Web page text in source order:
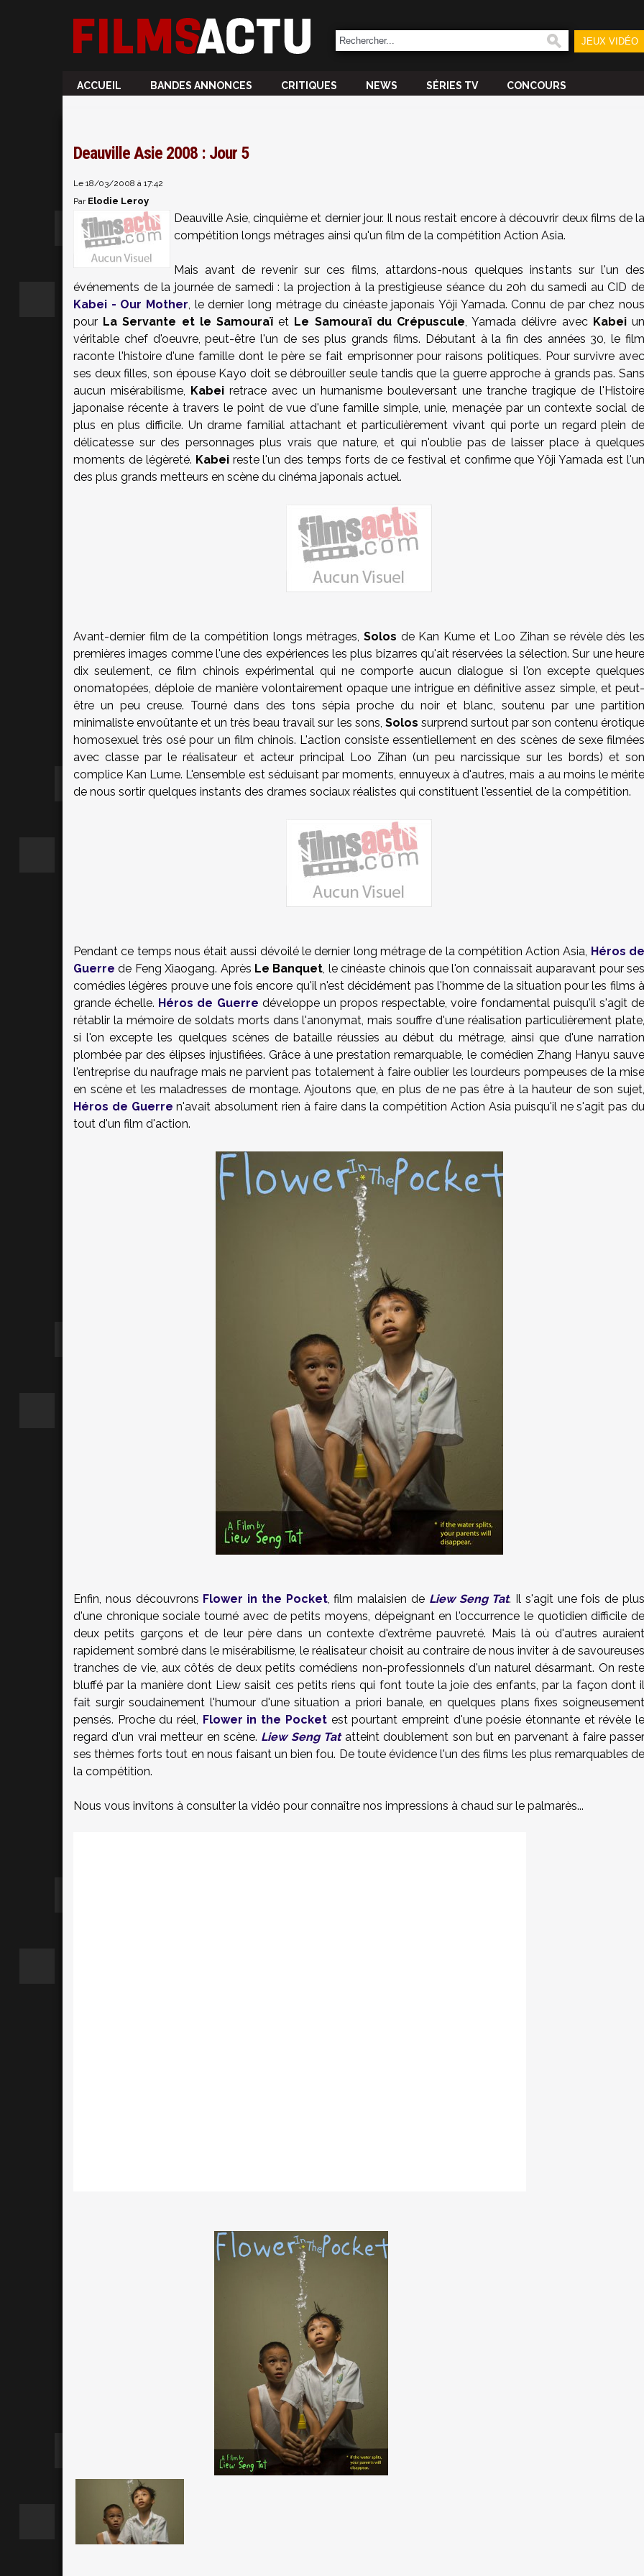
JEUX VIDÉO
ACCUEIL BANDES ANNONCES CRITIQUES NEWS SÉRIES TV CONCOURS
Deauville Asie 2008 : Jour 5
Le 18/03/2008 à 17:42
Par Elodie Leroy
Deauville Asie, cinquième et dernier jour. Il nous restait encore à découvrir deux films de la
compétition longs métrages ainsi qu'un film de la compétition Action Asia.
Mais avant de revenir sur ces films, attardons-nous quelques instants sur l'un des
événements de la journée de samedi : la projection à la prestigieuse séance du 20h du samedi au CID de
Kabei - Our Mother, le dernier long métrage du cinéaste japonais Yôji Yamada. Connu de par chez
pour La Servante et le Samouraï et Le Samouraï du Crépuscule, Yamada délivre avec Kabei
véritable chef d'oeuvre, peut-être l'un de ses plus grands films. Débutant à la fin des années 30, le film
raconte l'histoire d'une famille dont le père se fait emprisonner pour raisons politiques. Pour survivre avec
ses deux filles, son épouse Kayo doit se débrouiller seule tandis que la guerre approche à grands pas. Sans
aucun misérabilisme, Kabei retrace avec un humanisme bouleversant une tranche tragique de l'Histoire
japonaise récente à travers le point de vue d'une famille simple, unie, menaçée par un contexte social de
plus en plus difficile. Un drame familial attachant et particulièrement vivant qui porte un regard plein de
délicatesse sur des personnages plus vrais que nature, et qui n'oublie pas de laisser place à quelques
moments de légèreté. Kabeireste l'un des temps forts de ce festival et confirme que Yôji Yamada est
des plus grands metteurs en scène du cinéma japonais actuel.
Avant-dernier film de la compétition longs métrages, Solos de Kan Kume et Loo Zihan se révèle dès
premières images comme l'une des expériences les plus bizarres qu'ait réservées la sélection. Sur une heure
dix seulement, ce film chinois expérimental qui ne comporte aucun dialogue si l'on excepte quelques
onomatopées, déploie de manière volontairement opaque une intrigue en définitive assez simple, et peut-
être un peu creuse. Tourné dans des tons sépia proche du noir et blanc, soutenu par une partition
minimaliste envoûtante et un très beau travail sur les sons, Solos surprend surtout par son contenu érotique
homosexuel très osé pour un film chinois. L'action consiste essentiellement en des scènes de sexe filmées
avec classe par le réalisateur et acteur principal Loo Zihan (un peu narcissique sur les bords) et son
complice Kan Lume. L'ensemble est séduisant par moments, ennuyeux à d'autres, mais a au moins le mérite
de nous sortir quelques instants des drames sociaux réalistes qui constituent l'essentiel de la compétition.
Pendant ce temps nous était aussi dévoilé le dernier long métrage de la compétition Action Asia, Héros
Guerre de Feng Xiaogang. Après Le Banquet, le cinéaste chinois que l'on connaissait auparavant pour
comédies légères prouve une fois encore qu'il n'est décidément pas l'homme de la situation pour les films à
grande échelle. Héros de Guerre développe un propos respectable, voire fondamental puisqu'il s'agit
rétablir la mémoire de soldats morts dans l'anonymat, mais souffre d'une réalisation particulièrement plate,
si l'on excepte les quelques scènes de bataille réussies au début du métrage, ainsi que d'une narration
plombée par des élipses injustifiées. Grâce à une prestation remarquable, le comédien Zhang Hanyu sauve
l'entreprise du naufrage mais ne parvient pas totalement à faire oublier les lourdeurs pompeuses de la mise
en scène et les maladresses de montage. Ajoutons que, en plus de ne pas être à la hauteur de son sujet,
Héros de Guerre n'avait absolument rien à faire dans la compétition Action Asia puisqu'il ne s'agit pas
tout d'un film d'action.
Enfin, nous découvrons Flower in the Pocket, film malaisien de Liew Seng Tat. Il s'agit une fois de
d'une chronique sociale tourné avec de petits moyens, dépeignant en l'occurrence le quotidien difficile de
deux petits garçons et de leur père dans un contexte d'extrême pauvreté. Mais là où d'autres auraient
rapidement sombré dans le misérabilisme, le réalisateur choisit au contraire de nous inviter à de savoureuses
tranches de vie, aux côtés de deux petits comédiens non-professionnels d'un naturel désarmant. On reste
bluffé par la manière dont Liew saisit ces petits riens qui font toute la joie des enfants, par la façon dont il
fait surgir soudainement l'humour d'une situation a priori banale, en quelques plans fixes soigneusement
pensés. Proche du réel, Flower in the Pocketest pourtant empreint d'une poésie étonnante et révèle le
regard d'un vrai metteur en scène. Liew Seng Tatatteint doublement son but en parvenant à faire
ses thèmes forts tout en nous faisant un bien fou. De toute évidence l'un des films les plus remarquables de
la compétition.
Nous vous invitons à consulter la vidéo pour connaître nos impressions à chaud sur le palmarès...